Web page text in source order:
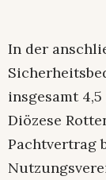
In der
insgesamt
Diözese
Pachtvertrag